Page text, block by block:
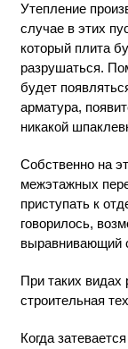
Утепление
случае в этих
который плита
разрушаться.
будет
арматура,
никакой
Собственно на
межэтажных
приступать к
говорилось,
выравнивающий
При таких
строительная
Когда